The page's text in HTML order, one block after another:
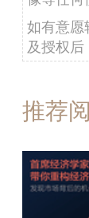
如有意愿
及授权后
推荐